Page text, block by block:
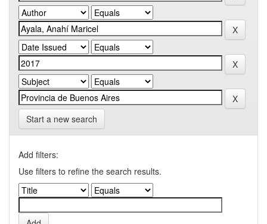
Start a new search
Add filters:
Use filters to refine the search results.